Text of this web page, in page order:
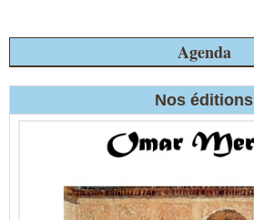
Agenda
Nos éditions